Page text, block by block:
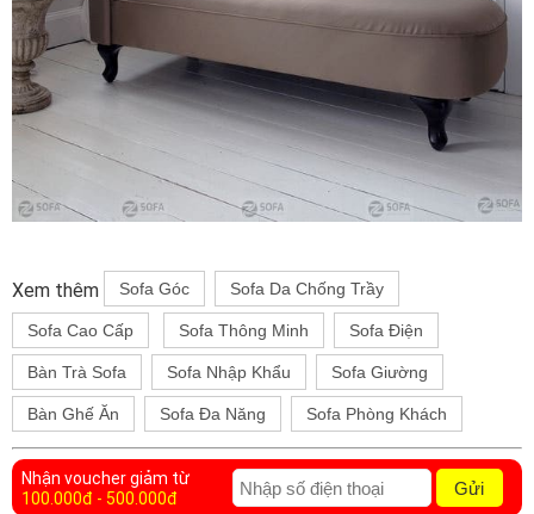
Xem thêm Sofa Góc Sofa Da Chống Trầy
Sofa Cao Cấp Sofa Thông Minh Sofa Điện
Bàn Trà Sofa Sofa Nhập Khẩu Sofa Giường
Bàn Ghế Ăn Sofa Đa Năng Sofa Phòng Khách
Nhận voucher giảm từ
100.000đ - 500.000đ
Gửi